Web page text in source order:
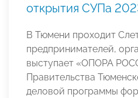
открытия СУПа
В Тюмени проходит
предпринимателей,
выступает «ОПОРА
Правительства
деловой программы